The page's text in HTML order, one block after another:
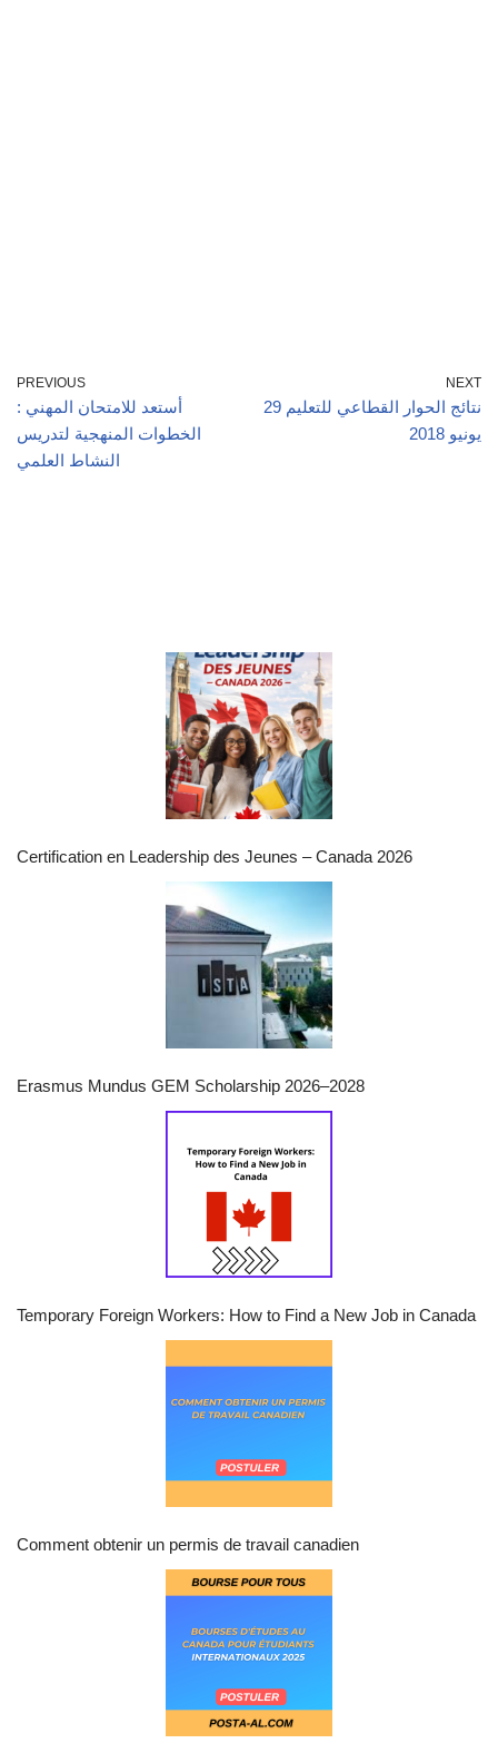
PREVIOUS
أستعد للامتحان المهني :
الخطوات المنهجية لتدريس
النشاط العلمي
NEXT
نتائج الحوار القطاعي للتعليم 29
يونيو 2018
Certification en Leadership des Jeunes – Canada 2026
Erasmus Mundus GEM Scholarship 2026–2028
Temporary Foreign Workers: How to Find a New Job in Canada
Comment obtenir un permis de travail canadien